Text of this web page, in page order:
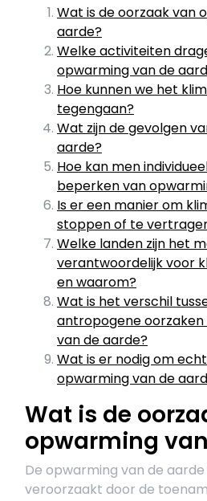
Wat is de oorzaak van
aarde?
Welke activiteiten
opwarming van de
Hoe kunnen we het
tegengaan?
Wat zijn de gevolgen
aarde?
Hoe kan men
beperken van
Is er een manier om
stoppen of te
Welke landen zijn het
verantwoordelijk voor
en waarom?
Wat is het verschil
antropogene
van de aarde?
Wat is er nodig om
opwarming van de
Wat is de
opwarming
De opwarming van de
veroorzaakt door de